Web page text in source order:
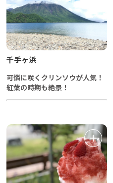
千手ヶ浜
可憐に咲くクリンソウが人気！
紅葉の時期も絶景！